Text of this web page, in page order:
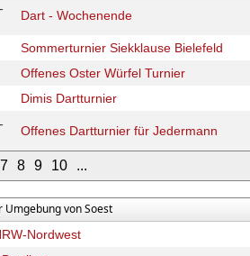
7 8 9 10 ...
Dart - Wochenende
Sommerturnier Siekklause Bielefeld
Offenes Oster Würfel Turnier
Dimis Dartturnier
Offenes Dartturnier für Jedermann
Umgebung von Soest
Nordwest